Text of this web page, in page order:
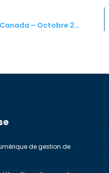
Transactions portefeuille modèle StockPointer® Canada – Octobre 2022
de gestion de